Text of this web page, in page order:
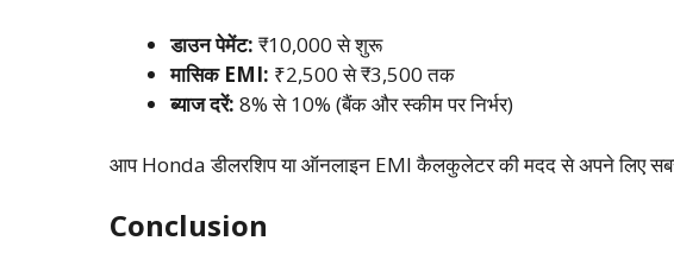
डाउन पेमेंट: ₹10,000 से शुरू
मासिक EMI: ₹2,500 से ₹3,500 तक
ब्याज दरें: 8% से 10% (बैंक और स्कीम पर निर्भर)
आप Honda डीलरशिप या ऑनलाइन EMI कैलकुलेटर की मदद से अपने लिए
Conclusion